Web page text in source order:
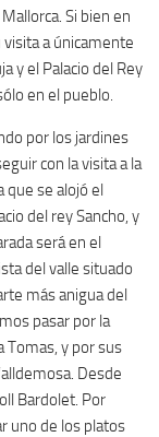
Si bien en
a únicamente
y el Palacio del Rey
en el pueblo.
por los jardines
con la visita a la
que se alojó el
del rey Sancho, y
será en el
del valle situado
más anigua del
pasar por la
Tomas, y por sus
Desde
Bardolet. Por
uno de los platos